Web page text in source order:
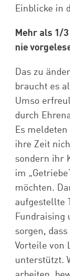
Einblicke in
Mehr als 1/
nie
Das zu
braucht es
Umso
durch
Es
ihre Zeit
sondern ihr
im
möchten.
aufgestellte
Fundraising
sorgen,
Vorteile von
unterstützt.